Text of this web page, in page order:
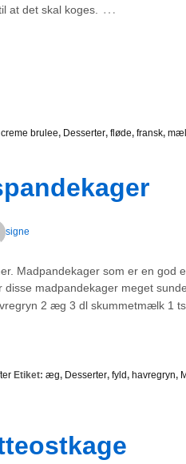
at det skal koges.
…
creme brulee, Desserter, fløde, fransk,
signe
Madpandekager som er en god
disse madpandekager meget
2 æg 3 dl skummetmælk 1
Etiket: æg, Desserter, fyld, havregryn,